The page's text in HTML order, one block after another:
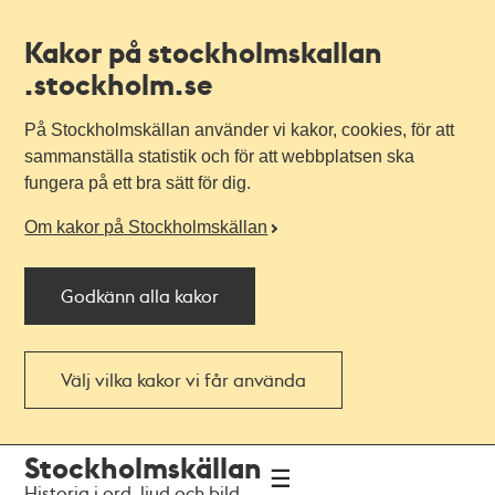
Kakor på stockholmskallan
.stockholm.se
På Stockholmskällan använder vi kakor, cookies, för att
sammanställa statistik och för att webbplatsen ska
fungera på ett bra sätt för dig.
Om kakor på Stockholmskällan
Godkänn alla kakor
Välj vilka kakor vi får använda
navigationen
huvudinnehållet
Stockholmskällan